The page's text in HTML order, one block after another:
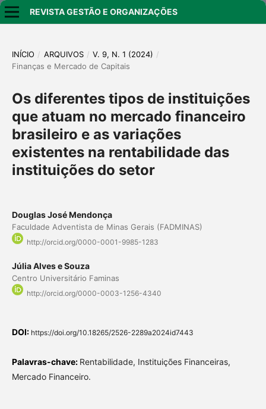
REVISTA GESTÃO E ORGANIZAÇÕES
INÍCIO / ARQUIVOS / V. 9, N. 1 (2024) /
Finanças e Mercado de Capitais
Os diferentes tipos de instituições
que atuam no mercado financeiro
brasileiro e as variações
existentes na rentabilidade das
instituições do setor
Douglas José Mendonça
Faculdade Adventista de Minas Gerais (FADMINAS)
http://orcid.org/0000-0001-9985-1283
Júlia Alves e Souza
Centro Universitário Faminas
http://orcid.org/0000-0003-1256-4340
DOI: https://doi.org/10.18265/2526-2289a2024id7443
Palavras-chave: Rentabilidade, Instituições Financeiras,
Mercado Financeiro.